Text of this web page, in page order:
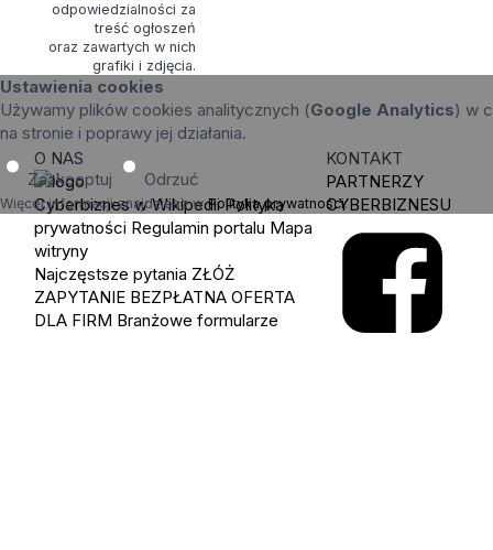
odpowiedzialności za
treść ogłoszeń
oraz zawartych w nich
grafiki i zdjęcia.
Ustawienia cookies
Używamy plików cookies analitycznych (Google Analytics) w
na stronie i poprawy jej działania.
Zaakceptuj Odrzuć
Więcej informacji znajdziesz wPolityka prywatności.
O NAS
Cyberbiznes w Wikipedii Polityka
prywatności Regulamin portalu Mapa
witryny
Najczęstsze pytania ZŁÓŻ
ZAPYTANIE BEZPŁATNA OFERTA
DLA FIRM Branżowe formularze
KONTAKT
PARTNERZY
CYBERBIZNESU